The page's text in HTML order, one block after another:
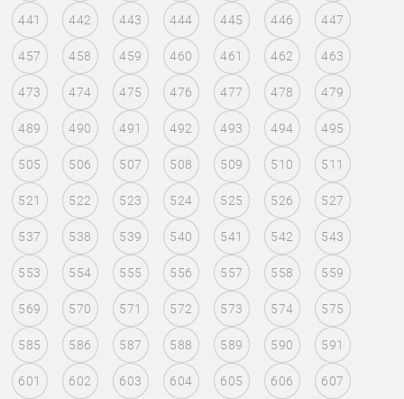
441 442 443 444 445 446 447
457 458 459 460 461 462 463
473 474 475 476 477 478 479
489 490 491 492 493 494 495
505 506 507 508 509 510 511
521 522 523 524 525 526 527
537 538 539 540 541 542 543
553 554 555 556 557 558 559
569 570 571 572 573 574 575
585 586 587 588 589 590 591
601 602 603 604 605 606 607